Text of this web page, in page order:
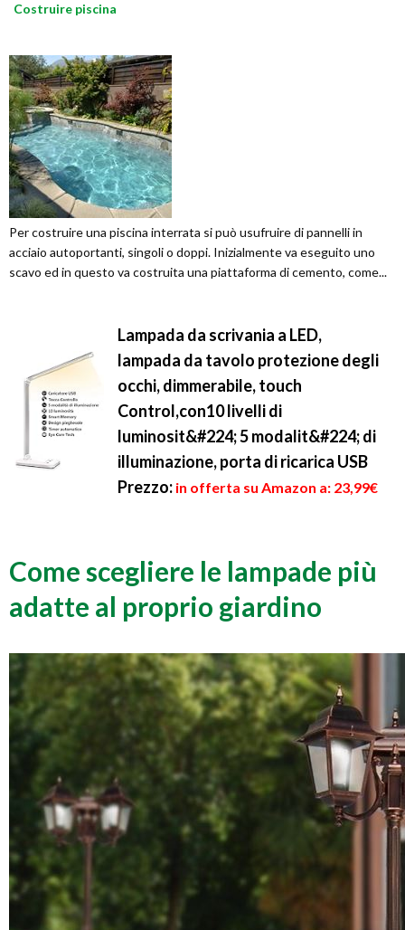
Costruire piscina
Per costruire una piscina interrata si può usufruire di pannelli in
acciaio autoportanti, singoli o doppi. Inizialmente va eseguito uno
scavo ed in questo va costruita una piattaforma di cemento, come...
Lampada da scrivania a LED,
lampada da tavolo protezione degli
occhi, dimmerabile, touch
Control,con10 livelli di
luminosit&#224; 5 modalit&#224; di
illuminazione, porta di ricarica USB
Prezzo: in offerta su Amazon a: 23,99€
Come scegliere le lampade più
adatte al proprio giardino